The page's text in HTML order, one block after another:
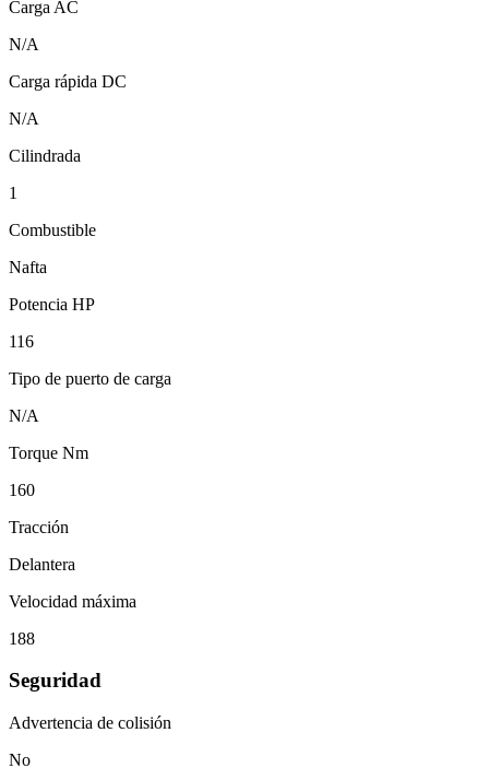
Carga AC
N/A
Carga rápida DC
N/A
Cilindrada
1
Combustible
Nafta
Potencia HP
116
Tipo de puerto de carga
N/A
Torque Nm
160
Tracción
Delantera
Velocidad máxima
188
Seguridad
Advertencia de colisión
No